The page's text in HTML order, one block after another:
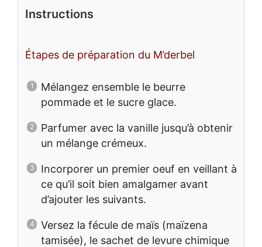
Instructions
Étapes de préparation du M’derbel
Mélangez ensemble le beurre
pommade et le sucre glace.
Parfumer avec la vanille jusqu’à obtenir
un mélange crémeux.
Incorporer un premier oeuf en veillant à
ce qu’il soit bien amalgamer avant
d’ajouter les suivants.
Versez la fécule de maïs (maïzena
tamisée), le sachet de levure chimique